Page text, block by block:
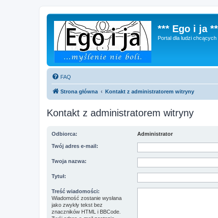
*** Ego i ja
Portal dla ludzi chcących
FAQ
Strona główna Kontakt z administratorem witryny
Kontakt z administratorem witryny
Odbiorca: Administrator
Twój adres e-mail:
Twoja nazwa:
Tytuł:
Treść wiadomości:
Wiadomość zostanie wysłana
jako zwykły tekst bez
znaczników HTML i BBCode.